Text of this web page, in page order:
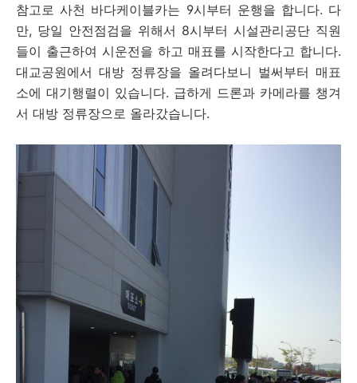
참고로 사천 바다케이블카는 9시부터 운행을 합니다. 다
만, 당일 안전점검을 위해서 8시부터 시설관리공단 직원
들이 출근하여 시운전을 하고 매표를 시작한다고 합니다.
대교공원에서 대방 정류장을 올려다보니 벌써부터 매표
소에 대기행렬이 있습니다. 급하게 드론과 카메라를 챙겨
서 대방 정류장으로 올라갔습니다.